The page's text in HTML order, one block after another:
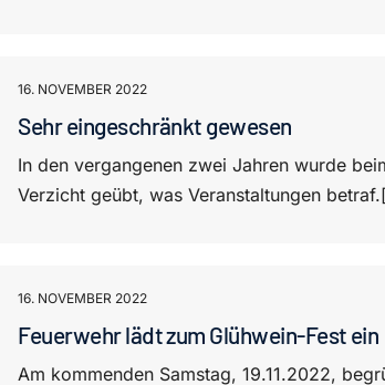
16. NOVEMBER 2022
Sehr eingeschränkt gewesen
In den vergangenen zwei Jahren wurde
Verzicht geübt, was Veranstaltungen
16. NOVEMBER 2022
Feuerwehr lädt zum Glühwein-Fest ein
Am kommenden Samstag, 19.11.2022,